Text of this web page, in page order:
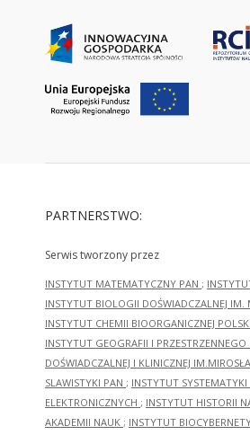
PARTNERSTWO:
Serwis tworzony przez
INSTYTUT MATEMATYCZNY PAN ;
INSTYTUT BIOLOGII DOŚWIADCZALNEJ IM.
INSTYTUT CHEMII BIOORGANICZNEJ
INSTYTUT GEOGRAFII I
DOŚWIADCZALNEJ I KLINICZNEJ
SLAWISTYKI PAN ; INSTYTUT
ELEKTRONICZNYCH ; INSTYTUT HISTORII
AKADEMII NAUK ; INSTYTUT